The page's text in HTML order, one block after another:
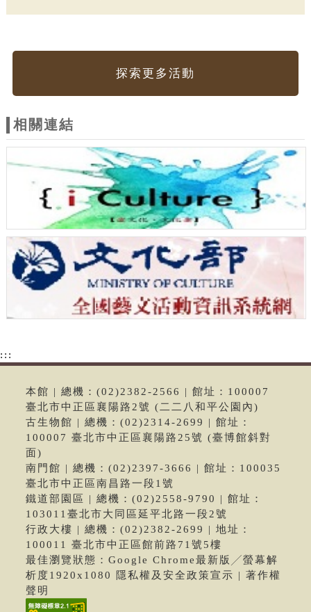
探索更多活動
相關連結
:::
本館 | 總機：(02)2382-2566 | 館址：100007
臺北市中正區襄陽路2號 (二二八和平公園內)
古生物館 | 總機：(02)2314-2699 | 館址：
100007 臺北市中正區襄陽路25號 (臺博館斜對
面)
南門館 | 總機：(02)2397-3666 | 館址：100035
臺北市中正區南昌路一段1號
鐵道部園區 | 總機：(02)2558-9790 | 館址：
103011臺北市大同區延平北路一段2號
行政大樓 | 總機：(02)2382-2699 | 地址：
100011 臺北市中正區館前路71號5樓
最佳瀏覽狀態：Google Chrome最新版╱螢幕解
析度1920x1080 隱私權及安全政策宣示 | 著作權
聲明